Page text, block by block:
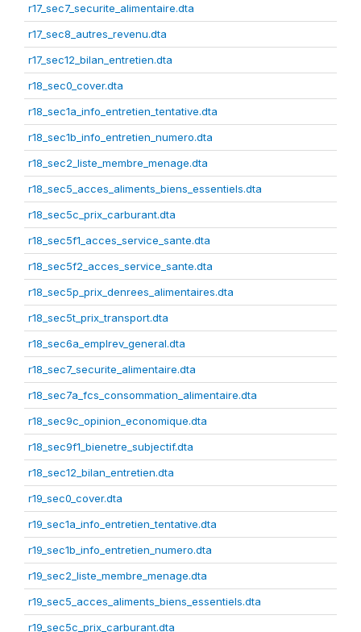
r17_sec7_securite_alimentaire.dta
r17_sec8_autres_revenu.dta
r17_sec12_bilan_entretien.dta
r18_sec0_cover.dta
r18_sec1a_info_entretien_tentative.dta
r18_sec1b_info_entretien_numero.dta
r18_sec2_liste_membre_menage.dta
r18_sec5_acces_aliments_biens_essentiels.dta
r18_sec5c_prix_carburant.dta
r18_sec5f1_acces_service_sante.dta
r18_sec5f2_acces_service_sante.dta
r18_sec5p_prix_denrees_alimentaires.dta
r18_sec5t_prix_transport.dta
r18_sec6a_emplrev_general.dta
r18_sec7_securite_alimentaire.dta
r18_sec7a_fcs_consommation_alimentaire.dta
r18_sec9c_opinion_economique.dta
r18_sec9f1_bienetre_subjectif.dta
r18_sec12_bilan_entretien.dta
r19_sec0_cover.dta
r19_sec1a_info_entretien_tentative.dta
r19_sec1b_info_entretien_numero.dta
r19_sec2_liste_membre_menage.dta
r19_sec5_acces_aliments_biens_essentiels.dta
r19_sec5c_prix_carburant.dta